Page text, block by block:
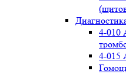
4-010
4-015